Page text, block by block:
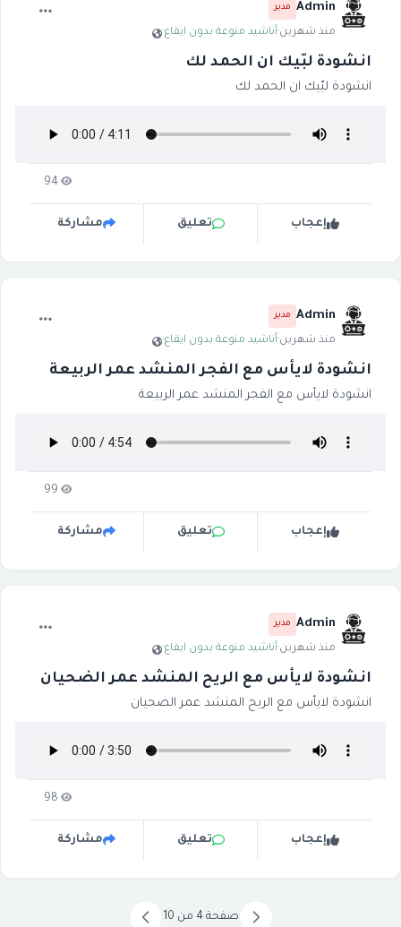
Admin مدير
منذ شهرين·أناشيد منوعة بدون ايقاع·
انشودة لبّيك ان الحمد لك
انشودة لبّيك ان الحمد لك
94
إعجاب تعليق مشاركة
Admin مدير
منذ شهرين·أناشيد منوعة بدون ايقاع·
انشودة لايأس مع الفجر المنشد عمر الربيعة
انشودة لايأس مع الفجر المنشد عمر الربيعة
99
إعجاب تعليق مشاركة
Admin مدير
منذ شهرين·أناشيد منوعة بدون ايقاع·
انشودة لايأس مع الريح المنشد عمر الضحيان
انشودة لايأس مع الريح المنشد عمر الضحيان
98
إعجاب تعليق مشاركة
صفحة 4 من 10